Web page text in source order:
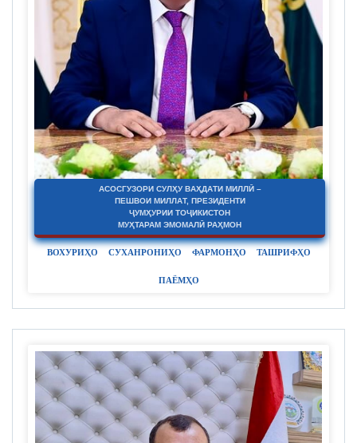
АСОСГУЗОРИ СУЛҲУ ВАҲДАТИ МИЛЛӢ –
ПЕШВОИ МИЛЛАТ, ПРЕЗИДЕНТИ
ҶУМҲУРИИ ТОҶИКИСТОН
МУҲТАРАМ ЭМОМАЛӢ РАҲМОН
ВОХУРИҲО СУХАНРОНИҲО ФАРМОНҲО ТАШРИФҲО
ПАЁМҲО